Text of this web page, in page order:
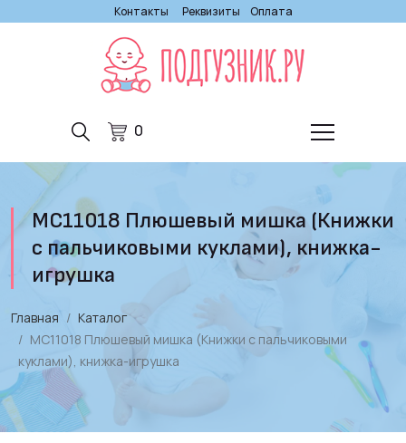
Контакты Реквизиты Оплата
0
МС11018 Плюшевый мишка (Книжки
с пальчиковыми куклами), книжка-
игрушка
Главная
Каталог
МС11018 Плюшевый мишка (Книжки с пальчиковыми
куклами), книжка-игрушка